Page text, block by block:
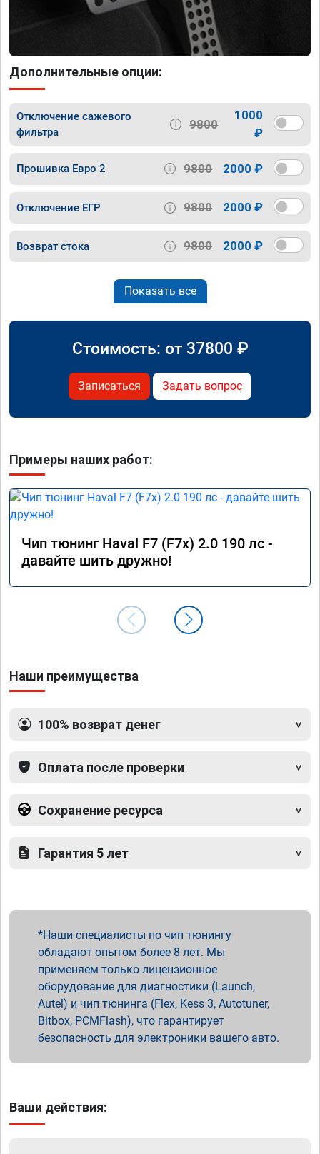
Дополнительные опции:
Отключение сажевого
фильтра
9800
1000
₽
Прошивка Евро 2 9800 2000 ₽
Отключение ЕГР 9800 2000 ₽
Возврат стока 9800 2000 ₽
Показать все
Стоимость: от 37800 ₽
Записаться Задать вопрос
Примеры наших работ:
Чип тюнинг Haval F7 (F7x) 2.0 190 лс -
давайте шить дружно!
Наши преимущества
100% возврат денег
Оплата после проверки
Сохранение ресурса
Гарантия 5 лет
Наши специалисты по чип тюнингу
обладают опытом более 8 лет. Мы
применяем только лицензионное
оборудование для диагностики (Launch,
Autel) и чип тюнинга (Flex, Kess 3, Autotuner,
Bitbox, PCMFlash), что гарантирует
безопасность для электроники вашего авто.
Ваши действия: